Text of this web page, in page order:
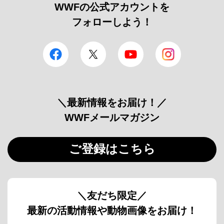
WWFの公式アカウントを
フォローしよう！
facebook Twitter YouTube
＼最新情報をお届け！／
WWFメールマガジン
ご登録はこちら
＼友だち限定／
最新の活動情報や動物画像をお届け！